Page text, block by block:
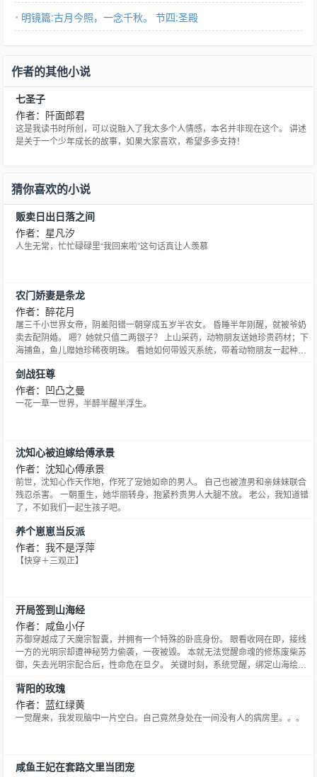
明镜篇:古月今照，一念千秋。 节四:圣殿
作者的其他小说
七圣子
作者：阡面郎君
这是我读书时所创，可以说融入了我太多个人情感，本名并非现在这个。 讲述
是关于一个少年成长的故事，如果大家喜欢，希望多多支持！
猜你喜欢的小说
贩卖日出日落之间
作者：星凡汐
人生无常，忙忙碌碌里“我回来啦”这句话真让人羡慕
农门娇妻是条龙
作者：醉花月
屠三千小世界女帝，阴差阳错一朝穿成五岁半农女。 昏睡半年刚醒，就被爷奶
卖去配阴婚。 嗯？她就只值二两银子？ 上山采药，动物朋友送她珍贵药材；下
海捕鱼，鱼儿赠她珍稀夜明珠。 看她如何带毁灭系统，带着动物朋友一起种田
敌！” 多年后，情敌肆虐，他抱着“义妹”大腿哭喊，“不，这是我童养媳！”
剑战狂尊
作者：凹凸之曼
一花一草一世界，半醉半醒半浮生。
沈知心被迫嫁给傅承景
作者：沈知心傅承景
前世，沈知心作天作地，作死了宠她如命的男人。 自己也被渣男和亲妹妹联合
残忍杀害。 一朝重生，她华丽转身，抱紧矜贵男人大腿不放。 老公，我知道错
了，不如我们一起生孩子吧。
养个崽崽当反派
作者：我不是浮萍
【快穿＋三观正】
开局签到山海经
作者：咸鱼小仔
苏御穿越成了天魔宗智囊，并拥有一个特殊的卧底身份。 眼看收网在即，接线
一方的光明宗却遭神秘势力偷袭，一夜被毁。 本就无法觉醒命魂的修炼废柴苏
御，失去光明宗配合后，性命危在旦夕。 关键时刻，系统觉醒，绑定山海绘
隐虚蜥尸体签到，获得功法天隐术！】 【妖兽赤炎虎尸体签到，获得灵器赤炎
虎鞭！】 【妖兽嗜阴魔龙尸体签到，获得……】 斩妖
背阳的玫瑰
作者：蓝红绿黄
一觉醒来，我发现脑中一片空白。自己竟然身处在一间没有人的病房里。。。
咸鱼王妃在套路文里当团宠